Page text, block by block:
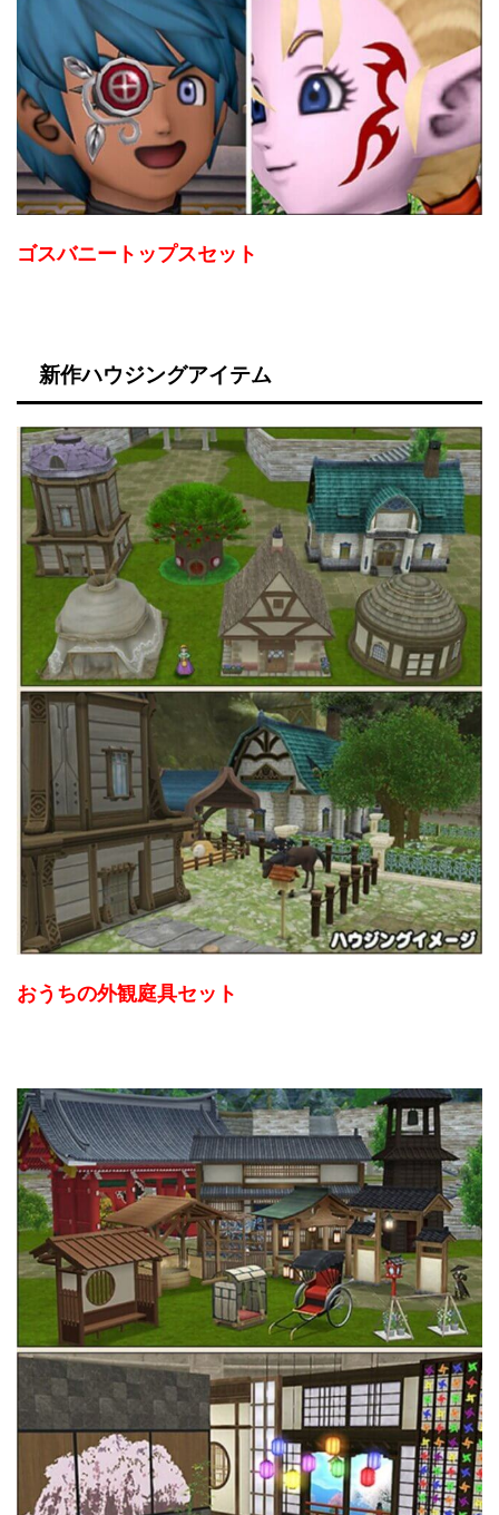
ゴスバニートップスセット
新作ハウジングアイテム
おうちの外観庭具セット